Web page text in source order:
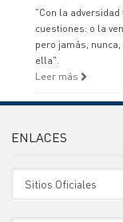
"Con la
cuestiones: o la
pero jamás,
ella".
Leer más
ENLACES